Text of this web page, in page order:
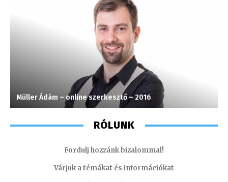
Müller Ádám – online szerkesztő – 2016
RÓLUNK
Fordulj hozzánk bizalommal!
Várjuk a témákat és információkat